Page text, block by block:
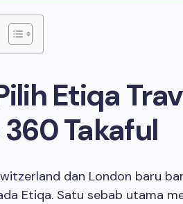
Etiqa
Takaful
dan London baru
Etiqa. Satu sebab utama